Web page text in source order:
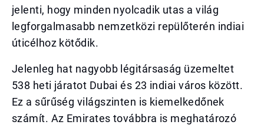
jelenti, hogy minden nyolcadik utas a világ
legforgalmasabb nemzetközi repülőterén indiai
úticélhoz kötődik.
Jelenleg hat nagyobb légitársaság üzemeltet
538 heti járatot Dubai és 23 indiai város között.
Ez a sűrűség világszinten is kiemelkedőnek
számít. Az Emirates továbbra is meghatározó